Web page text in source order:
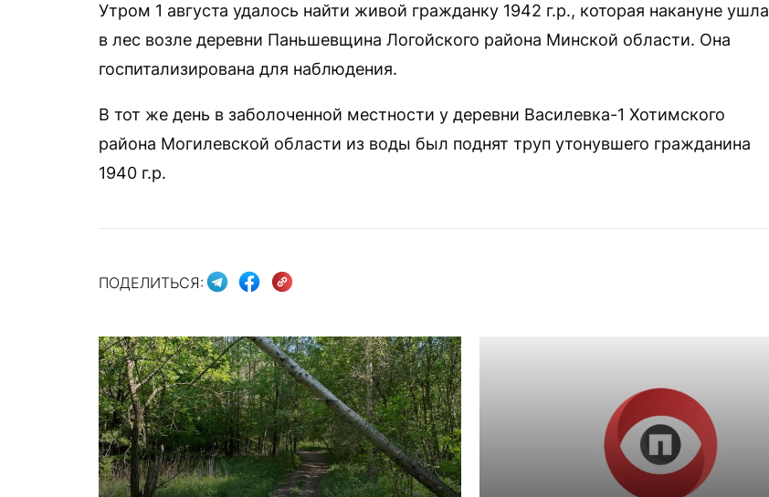
Утром 1 августа удалось найти живой гражданку 1942 г.р., которая накануне ушла
в лес возле деревни Паньшевщина Логойского района Минской области. Она
госпитализирована для наблюдения.
В тот же день в заболоченной местности у деревни Василевка-1 Хотимского
района Могилевской области из воды был поднят труп утонувшего гражданина
1940 г.р.
ПОДЕЛИТЬСЯ: